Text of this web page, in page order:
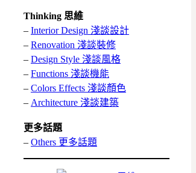
Thinking 思維
– Interior Design 淺談設計
– Renovation 淺談裝修
– Design Style 淺談風格
– Functions 淺談機能
– Colors Effects 淺談顏色
– Architecture 淺談建築
更多話題
– Others 更多話題